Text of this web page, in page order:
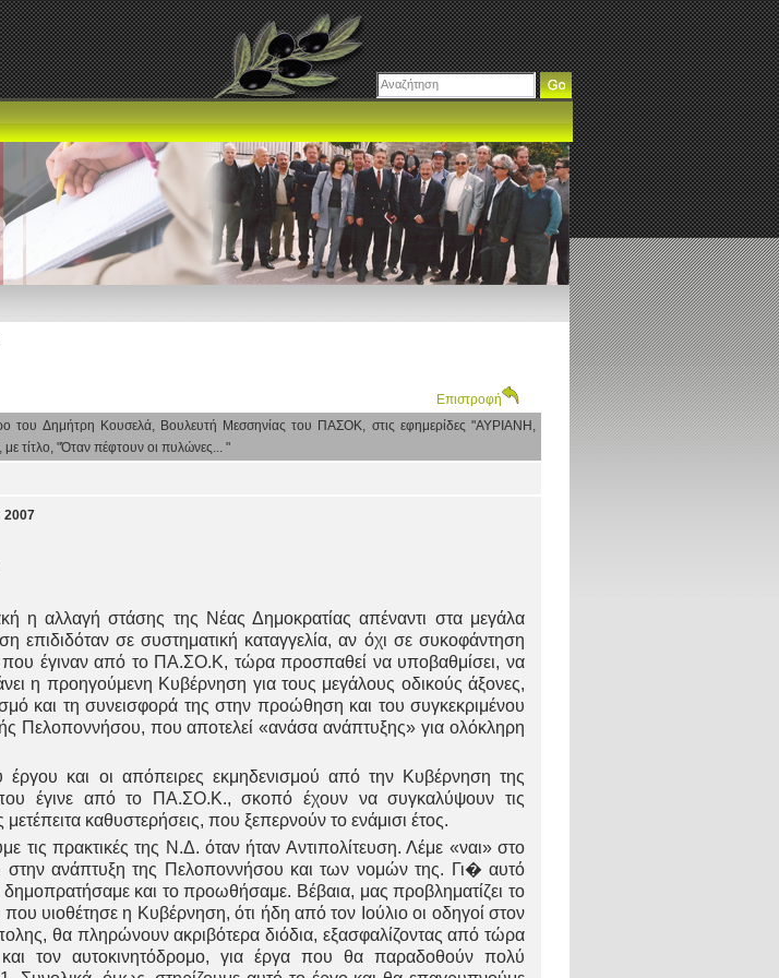
Επιστροφή
του Δημήτρη Κουσελά, Βουλευτή Μεσσηνίας του ΠΑΣΟΚ, στις εφημερίδες "ΑΥΡΙΑΝΗ,
τίτλο, "Όταν πέφτουν οι πυλώνες... "
2007
η αλλαγή στάσης της Νέας Δημοκρατίας απέναντι στα μεγάλα
επιδιδόταν σε συστηματική καταγγελία, αν όχι σε συκοφάντηση
έγιναν από το ΠΑ.ΣΟ.Κ, τώρα προσπαθεί να υποβαθμίσει, να
η προηγούμενη Κυβέρνηση για τους μεγάλους οδικούς άξονες,
και τη συνεισφορά της στην προώθηση και του συγκεκριμένου
Πελοποννήσου, που αποτελεί «ανάσα ανάπτυξης» για ολόκληρη
έργου και οι απόπειρες εκμηδενισμού από την Κυβέρνηση της
έγινε από το ΠΑ.ΣΟ.Κ., σκοπό έχουν να συγκαλύψουν τις
μετέπειτα καθυστερήσεις, που ξεπερνούν το ενάμισι έτος.
τις πρακτικές της Ν.Δ. όταν ήταν Αντιπολίτευση. Λέμε «ναι» στο
στην ανάπτυξη της Πελοποννήσου και των νομών της. Γι� αυτό
και το προωθήσαμε. Βέβαια, μας προβληματίζει το
υιοθέτησε η Κυβέρνηση, ότι ήδη από τον Ιούλιο οι οδηγοί στον
θα πληρώνουν ακριβότερα διόδια, εξασφαλίζοντας από τώρα
τον αυτοκινητόδρομο, για έργα που θα παραδοθούν πολύ